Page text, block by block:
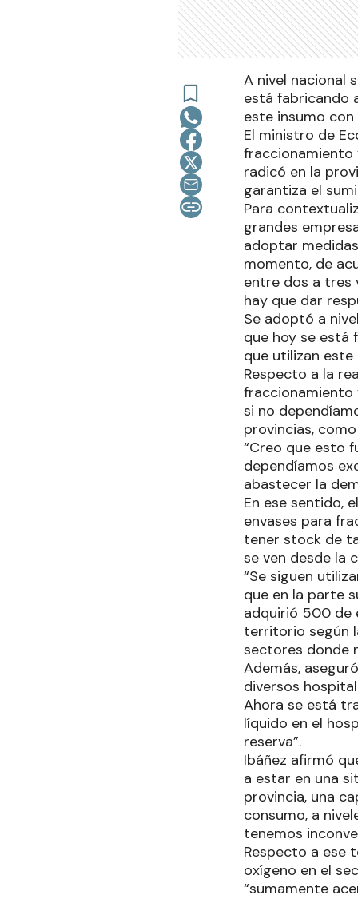
A nivel nacional
está fabricando
este insumo
El ministro de
fraccionamiento
radicó en la
garantiza el
Para
grandes
adoptar
momento, de
entre dos a tres
hay que dar
Se adoptó a
que hoy se está
que utilizan
Respecto a la
fraccionamiento
si no
provincias,
“Creo que esto
dependíamos
abastecer la
En ese sentido,
envases para
tener stock de
se ven desde la
“Se siguen
que en la parte
adquirió 500 de
territorio según
sectores donde
Además,
diversos
Ahora se está
líquido en el
reserva”.
Ibáñez afirmó
a estar en una
provincia, una
consumo, a
tenemos
Respecto a ese
oxígeno en el
“sumamente